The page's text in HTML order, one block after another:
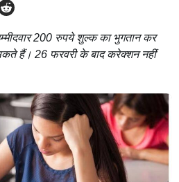
200 रुपये शुल्क का भुगतान कर
हैं। 26 फरवरी के बाद करेक्शन नहीं